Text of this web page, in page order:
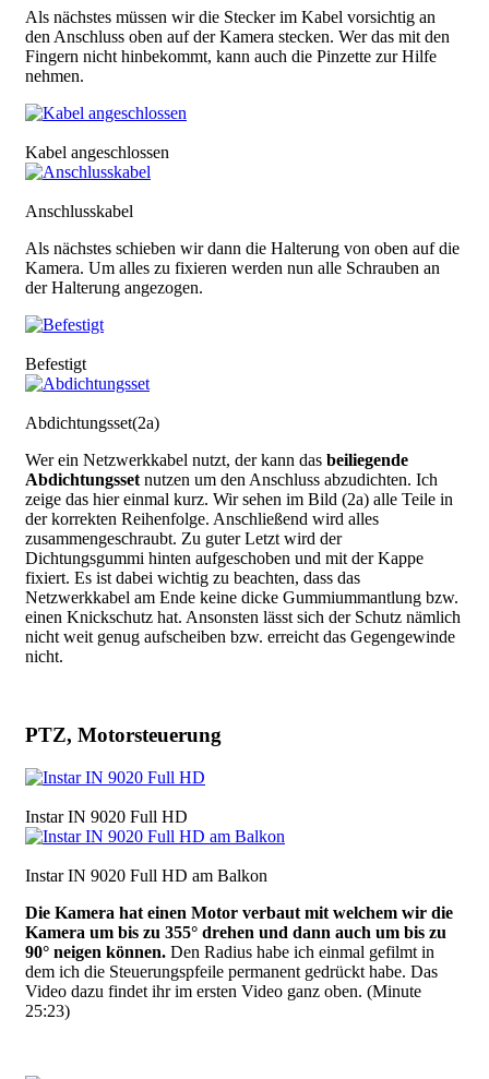
Als nächstes müssen wir die Stecker im Kabel vorsichtig an
den Anschluss oben auf der Kamera stecken. Wer das mit den
Fingern nicht hinbekommt, kann auch die Pinzette zur Hilfe
nehmen.
Bild
Kabel angeschlossen
Bild
Anschlusskabel
Als nächstes schieben wir dann die Halterung von oben auf die
Kamera. Um alles zu fixieren werden nun alle Schrauben an
der Halterung angezogen.
Bild
Befestigt
Bild
Abdichtungsset(2a)
Wer ein Netzwerkkabel nutzt, der kann das beiliegende
Abdichtungsset nutzen um den Anschluss abzudichten. Ich
zeige das hier einmal kurz. Wir sehen im Bild (2a) alle Teile in
der korrekten Reihenfolge. Anschließend wird alles
zusammengeschraubt. Zu guter Letzt wird der
Dichtungsgummi hinten aufgeschoben und mit der Kappe
fixiert. Es ist dabei wichtig zu beachten, dass das
Netzwerkkabel am Ende keine dicke Gummiummantlung bzw.
einen Knickschutz hat. Ansonsten lässt sich der Schutz nämlich
nicht weit genug aufscheiben bzw. erreicht das Gegengewinde
nicht.
PTZ, Motorsteuerung
Bild
Instar IN 9020 Full HD
Bild
Instar IN 9020 Full HD am Balkon
Die Kamera hat einen Motor verbaut mit welchem wir die
Kamera um bis zu 355° drehen und dann auch um bis zu
90° neigen können. Den Radius habe ich einmal gefilmt in
dem ich die Steuerungspfeile permanent gedrückt habe. Das
Video dazu findet ihr im ersten Video ganz oben. (Minute
25:23)